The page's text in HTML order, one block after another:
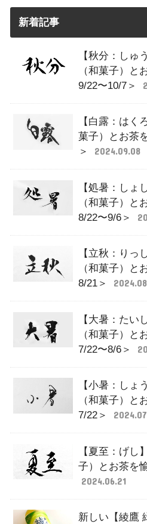
新着記事
【秋分：しゅ
（和菓子）と
9/22〜10/7＞
【白露：はく
菓子）とお茶
＞
2024.09.08
【処暑：しょ
（和菓子）と
8/22〜9/6＞
【立秋：りっ
（和菓子）と
8/21＞
【大暑：たい
（和菓子）と
7/22〜8/6＞
【小暑：しょ
（和菓子）と
7/22＞
【夏至：げし
子）とお茶を
2024.06.21
新しい【綾鷹